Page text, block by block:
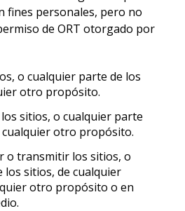
fines personales, pero no
de ORT otorgado por
o cualquier parte de los
otro propósito.
sitios, o cualquier parte
otro propósito.
o transmitir los sitios, o
los sitios, de cualquier
otro propósito o en